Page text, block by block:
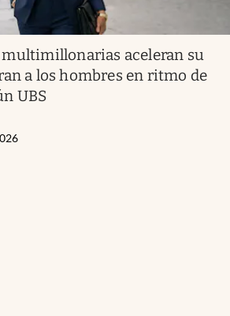
multimillonarias aceleran su
a los hombres en ritmo de
UBS